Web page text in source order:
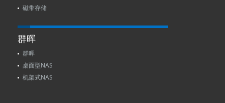
磁带存储
群晖
群晖
桌面型NAS
机架式NAS